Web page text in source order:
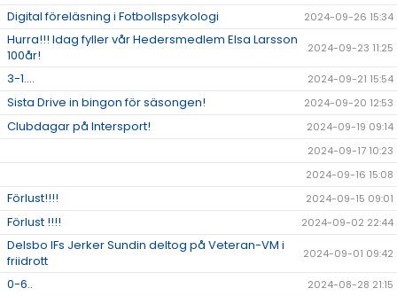
Digital föreläsning i Fotbollspsykologi 2024-09-26 15:34
Hurra!!! Idag fyller vår Hedersmedlem Elsa Larsson
100år!
2024-09-23 11:25
3-1.... 2024-09-21 15:54
Sista Drive in bingon för säsongen! 2024-09-20 12:53
Clubdagar på Intersport!
2024-09-19 09:14
2024-09-17 10:23
2024-09-16 15:08
Förlust!!!! 2024-09-15 09:01
Förlust !!!! 2024-09-02 22:44
Delsbo IFs Jerker Sundin deltog på Veteran-VM i
friidrott
2024-09-01 09:42
0-6.. 2024-08-28 21:15